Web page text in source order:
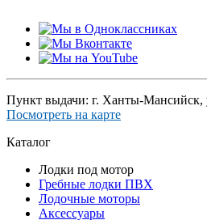
Пункт выдачи: г. Ханты-Мансийск,
Посмотреть на карте
Каталог
Лодки под мотор
Гребные лодки ПВХ
Лодочные моторы
Аксессуары